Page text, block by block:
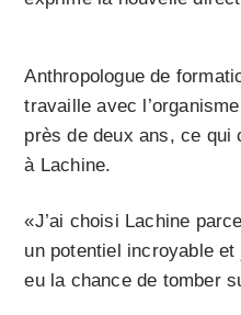
Anthropologue de
travaille avec
près de deux ans, ce
à Lachine.
«J’ai choisi Lachine
un potentiel incroyable et
eu la chance de tomber